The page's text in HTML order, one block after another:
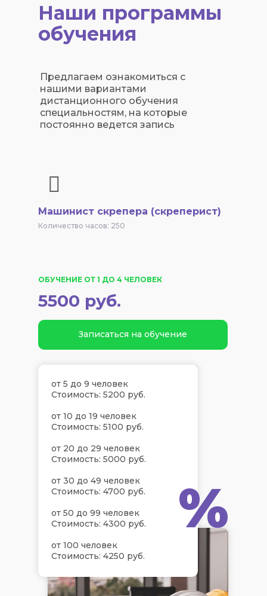
Наши программы
обучения
Предлагаем ознакомиться с
нашими вариантами
дистанционного обучения
специальностям, на которые
постоянно ведется запись
Машинист скрепера (скреперист)
Количество часов: 250
Записаться на обучение
ОБУЧЕНИЕ ОТ 1 ДО 4 ЧЕЛОВЕК
5500 руб.
от 5 до 9 человек
Стоимость: 5200 руб.
от 10 до 19 человек
Стоимость: 5100 руб.
от 20 до 29 человек
Стоимость: 5000 руб.
от 30 до 49 человек
Стоимость: 4700 руб.
от 50 до 99 человек
Стоимость: 4300 руб.
от 100 человек
Стоимость: 4250 руб.
%